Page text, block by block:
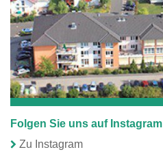
Folgen Sie uns auf Instagram
Zu Instagram